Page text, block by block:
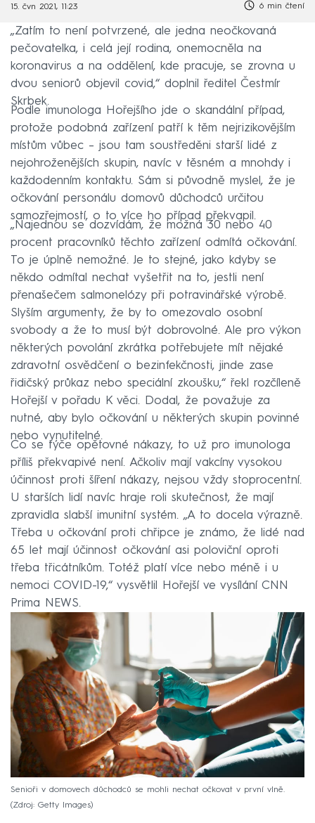
15. čvn 2021, 11:23 6 min čtení
„Zatím to není potvrzené, ale jedna neočkovaná
pečovatelka, i celá její rodina, onemocněla na
koronavirus a na oddělení, kde pracuje, se zrovna u
dvou seniorů objevil covid,“ doplnil ředitel Čestmír
Skrbek.
Podle imunologa Hořejšího jde o skandální případ,
protože podobná zařízení patří k těm nejrizikovějším
místům vůbec – jsou tam soustředěni starší lidé z
nejohroženějších skupin, navíc v těsném a mnohdy i
každodenním kontaktu. Sám si původně myslel, že je
očkování personálu domovů důchodců určitou
samozřejmostí, o to více ho případ překvapil.
„Najednou se dozvídám, že možná 30 nebo 40
procent pracovníků těchto zařízení odmítá očkování.
To je úplně nemožné. Je to stejné, jako kdyby se
někdo odmítal nechat vyšetřit na to, jestli není
přenašečem salmonelózy při potravinářské výrobě.
Slyším argumenty, že by to omezovalo osobní
svobody a že to musí být dobrovolné. Ale pro výkon
některých povolání zkrátka potřebujete mít nějaké
zdravotní osvědčení o bezinfekčnosti, jinde zase
řidičský průkaz nebo speciální zkoušku,“ řekl rozčíleně
Hořejší v pořadu K věci. Dodal, že považuje za
nutné, aby bylo očkování u některých skupin povinné
nebo vynutitelné.
Co se týče opětovné nákazy, to už pro imunologa
příliš překvapivé není. Ačkoliv mají vakcíny vysokou
účinnost proti šíření nákazy, nejsou vždy stoprocentní.
U starších lidí navíc hraje roli skutečnost, že mají
zpravidla slabší imunitní systém. „A to docela výrazně.
Třeba u očkování proti chřipce je známo, že lidé nad
65 let mají účinnost očkování asi poloviční oproti
třeba třicátníkům. Totéž platí více nebo méně i u
nemoci COVID-19,“ vysvětlil Hořejší ve vysílání CNN
Prima NEWS.
Senioři v domovech důchodců se mohli nechat očkovat v první vlně.
Zdroj: Getty Images